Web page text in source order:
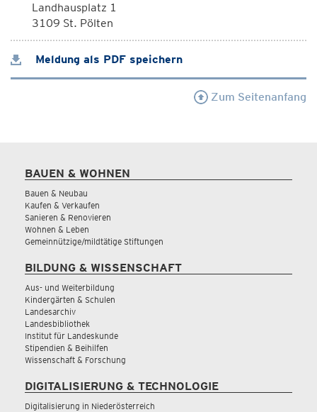
Landhausplatz 1
3109 St. Pölten
Meldung als PDF speichern
Zum Seitenanfang
BAUEN & WOHNEN
Bauen & Neubau
Kaufen & Verkaufen
Sanieren & Renovieren
Wohnen & Leben
Gemeinnützige/mildtätige Stiftungen
BILDUNG & WISSENSCHAFT
Aus- und Weiterbildung
Kindergärten & Schulen
Landesarchiv
Landesbibliothek
Institut für Landeskunde
Stipendien & Beihilfen
Wissenschaft & Forschung
DIGITALISIERUNG & TECHNOLOGIE
Digitalisierung in Niederösterreich